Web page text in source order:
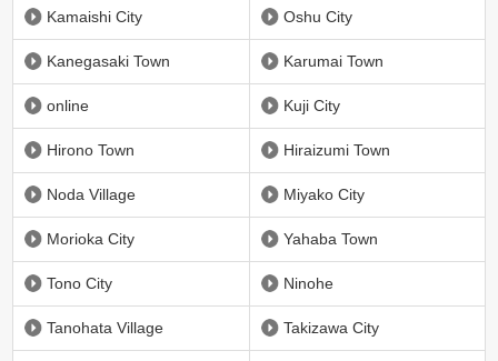
Kamaishi City Oshu City
Kanegasaki Town Karumai Town
online Kuji City
Hirono Town Hiraizumi Town
Noda Village Miyako City
Morioka City Yahaba Town
Tono City Ninohe
Tanohata Village Takizawa City